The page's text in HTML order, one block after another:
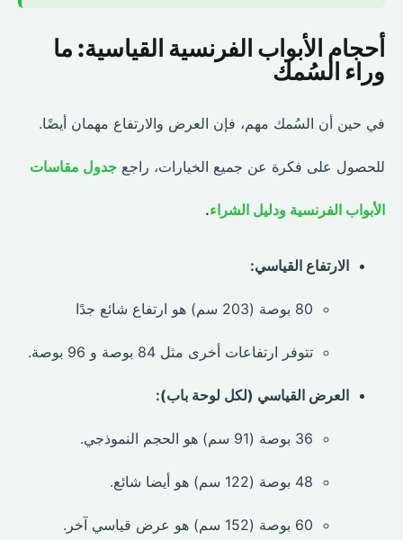
أحجام الأبواب الفرنسية القياسية: ما
وراء السُمك
في حين أن السُمك مهم، فإن العرض والارتفاع مهمان أيضًا.
للحصول على فكرة عن جميع الخيارات، راجعجدول مقاسات
الأبواب الفرنسية ودليل الشراء .
الارتفاع القياسي:
80 بوصة (203 سم) هو ارتفاع شائع جدًا
تتوفر ارتفاعات أخرى مثل 84 بوصة و 96 بوصة.
العرض القياسي (لكل لوحة باب):
36 بوصة (91 سم) هو الحجم النموذجي.
48 بوصة (122 سم) هو أيضا شائع.
60 بوصة (152 سم) هو عرض قياسي آخر.